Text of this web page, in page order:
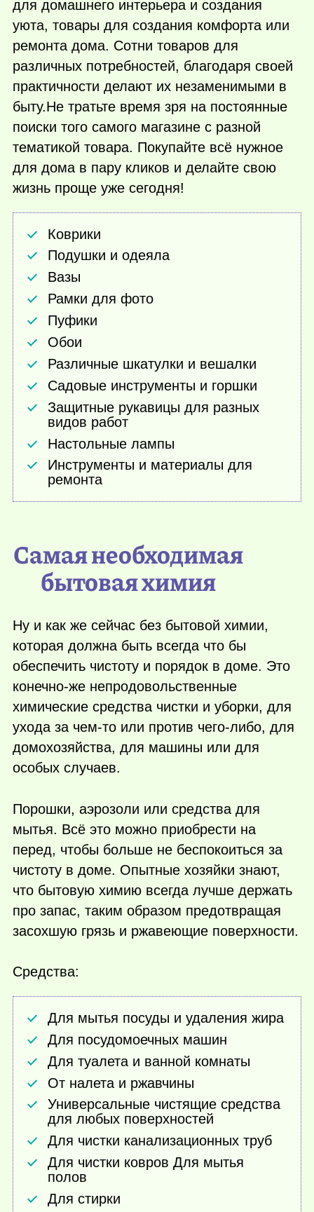
для домашнего интерьера и создания
уюта, товары для создания комфорта или
ремонта дома. Сотни товаров для
различных потребностей, благодаря своей
практичности делают их незаменимыми в
быту.Не тратьте время зря на постоянные
поиски того самого магазине с разной
тематикой товара. Покупайте всё нужное
для дома в пару кликов и делайте свою
жизнь проще уже сегодня!
Коврики
Подушки и одеяла
Вазы
Рамки для фото
Пуфики
Обои
Различные шкатулки и вешалки
Садовые инструменты и горшки
Защитные рукавицы для разных
видов работ
Настольные лампы
Инструменты и материалы для
ремонта
Самая необходимая
бытовая химия
Ну и как же сейчас без бытовой химии,
которая должна быть всегда что бы
обеспечить чистоту и порядок в доме. Это
конечно-же непродовольственные
химические средства чистки и уборки, для
ухода за чем-то или против чего-либо, для
домохозяйства, для машины или для
особых случаев.
Порошки, аэрозоли или средства для
мытья. Всё это можно приобрести на
перед, чтобы больше не беспокоиться за
чистоту в доме. Опытные хозяйки знают,
что бытовую химию всегда лучше держать
про запас, таким образом предотвращая
засохшую грязь и ржавеющие поверхности.
Средства:
Для мытья посуды и удаления жира
Для посудомоечных машин
Для туалета и ванной комнаты
От налета и ржавчины
Универсальные чистящие средства
для любых поверхностей
Для чистки канализационных труб
Для чистки ковров Для мытья
полов
Для стирки